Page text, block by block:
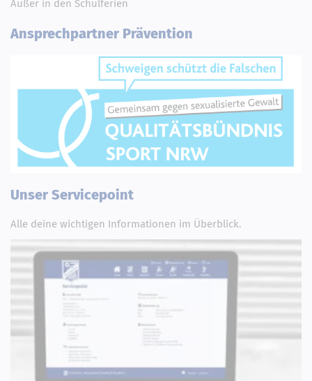
Außer in den Schulferien
Ansprechpartner Prävention
Unser Servicepoint
Alle deine wichtigen Informationen im Überblick.